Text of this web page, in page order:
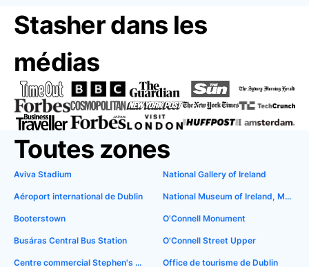
Stasher dans les
médias
Toutes zones
Aviva Stadium
Aéroport international de Dublin
Booterstown
Busáras Central Bus Station
Centre commercial Stephen's Green
National Gallery of Ireland
National Museum of Ireland, Merrion Street
O'Connell Monument
O'Connell Street Upper
Office de tourisme de Dublin